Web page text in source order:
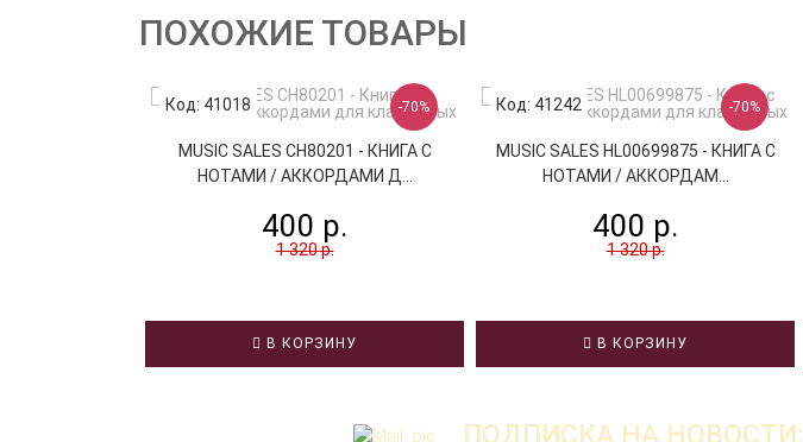
ПОХОЖИЕ ТОВАРЫ
Код: 41018 -70%
MUSIC SALES CH80201 - КНИГА С
НОТАМИ / АККОРДАМИ Д...
400 р.
1 320 р.
В КОРЗИНУ
Код: 41242 -70%
MUSIC SALES HL00699875 - КНИГА С
НОТАМИ / АККОРДАМ...
400 р.
1 320 р.
В КОРЗИНУ
ПОДПИСКА НА НОВОСТИ: